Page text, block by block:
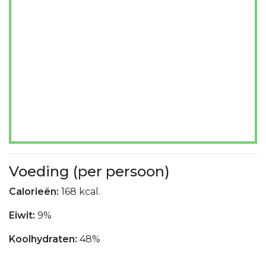
Voeding (per persoon)
Calorieën: 168 kcal.
Eiwit: 9%
Koolhydraten: 48%